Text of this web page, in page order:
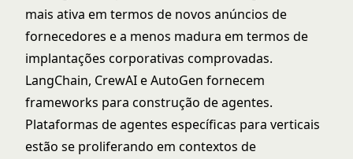
mais ativa em termos de novos anúncios de
fornecedores e a menos madura em termos de
implantações corporativas comprovadas.
LangChain, CrewAI e AutoGen fornecem
frameworks para construção de agentes.
Plataformas de agentes específicas para verticais
estão se proliferando em contextos de